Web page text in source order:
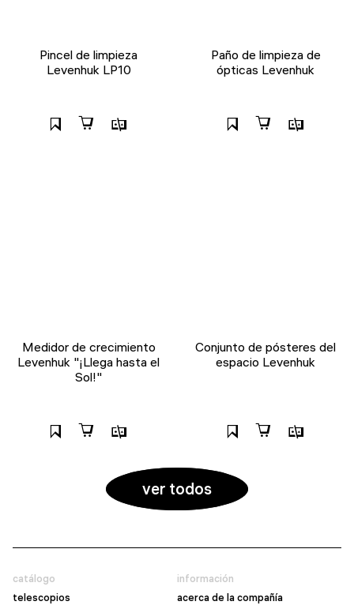
Pincel de limpieza
Levenhuk LP10
Paño de limpieza de
ópticas Levenhuk
Medidor de crecimiento
Levenhuk "¡Llega hasta el
Sol!"
Conjunto de pósteres del
espacio Levenhuk
ver todos
catálogo
telescopios
información
acerca de la compañía